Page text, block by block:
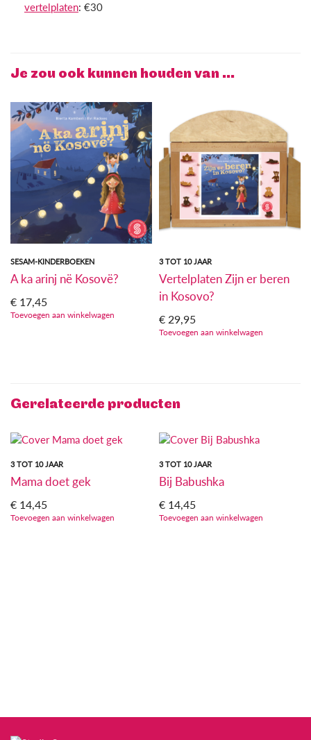
vertelplaten: €30
Je zou ook kunnen houden van …
SESAM-KINDERBOEKEN
A ka arinj në Kosovë?
€ 17,45
Toevoegen aan winkelwagen
3 TOT 10 JAAR
Vertelplaten Zijn er beren
in Kosovo?
€ 29,95
Toevoegen aan winkelwagen
Gerelateerde producten
3 TOT 10 JAAR
Mama doet gek
€ 14,45
Toevoegen aan winkelwagen
3 TOT 10 JAAR
Bij Babushka
€ 14,45
Toevoegen aan winkelwagen